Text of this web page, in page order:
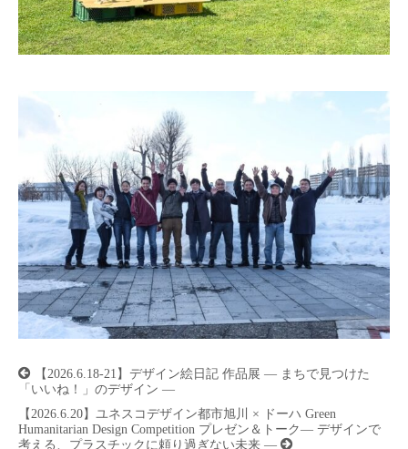
投
稿
ビ
ゲ
ー
【2026.6.18-21】デザイン絵日記 作品展 ― まちで見つけた
「いいね！」のデザイン ―
【2026.6.20】ユネスコデザイン都市旭川 × ドーハ Green
Humanitarian Design Competition プレゼン＆トーク― デザインで
考える、プラスチックに頼り過ぎない未来 ―